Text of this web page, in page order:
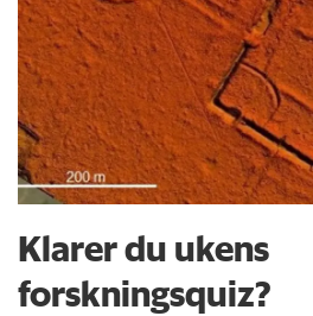
Klarer du ukens
forskningsquiz?